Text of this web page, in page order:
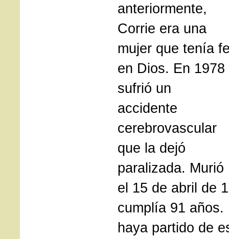
anteriormente,
Corrie era una
mujer que tenía
en Dios. En 1978
sufrió un
accidente
cerebrovascular
que la dejó
paralizada. Murió
el 15 de abril de
cumplía 91 años.
haya partido de